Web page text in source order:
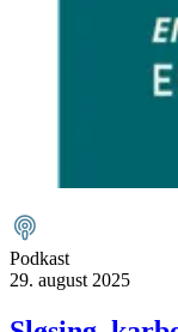
Podkast
29. august 2025